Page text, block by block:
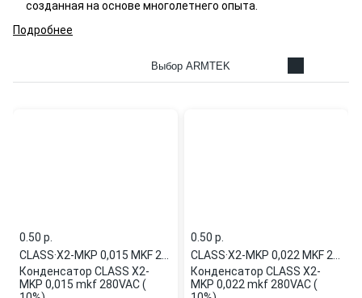
созданная на основе многолетнего опыта.
Подробнее
Выбор ARMTEK
0.50 p.
CLASS·
Конденсатор CLASS X2-
MKP 0,015 mkf 280VAC (
0.50 p.
CLASS·
Конденсатор CLASS X2-
MKP 0,022 mkf 280VAC (